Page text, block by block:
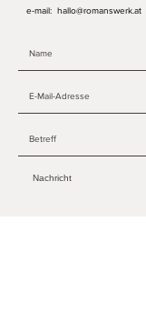
e-mail: hallo@romanswerk.at